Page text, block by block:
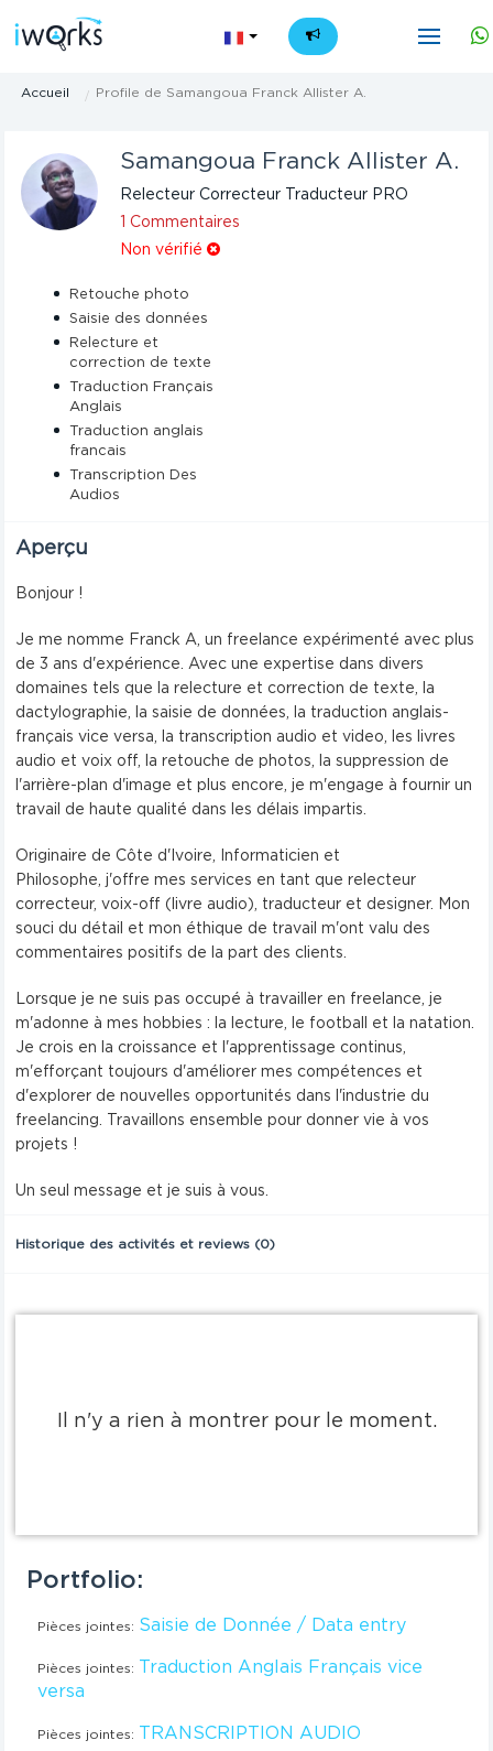
FR
Accueil Profile de Samangoua Franck Allister A.
Samangoua Franck Allister A.
Relecteur Correcteur Traducteur PRO
1 Commentaires
Non vérifié
Retouche photo
Saisie des données
Relecture et
correction de texte
Traduction Français
Anglais
Traduction anglais
francais
Transcription Des
Audios
Aperçu
Bonjour !
Je me nomme Franck A, un freelance expérimenté avec plus
de 3 ans d'expérience. Avec une expertise dans divers
domaines tels que la relecture et correction de texte, la
dactylographie, la saisie de données, la traduction anglais-
français vice versa, la transcription audio et video, les livres
audio et voix off, la retouche de photos, la suppression de
l'arrière-plan d'image et plus encore, je m'engage à fournir un
travail de haute qualité dans les délais impartis.
Originaire de Côte d'Ivoire, Informaticien et
Philosophe, j'offre mes services en tant que relecteur
correcteur, voix-off (livre audio), traducteur et designer. Mon
souci du détail et mon éthique de travail m'ont valu des
commentaires positifs de la part des clients.
Lorsque je ne suis pas occupé à travailler en freelance, je
m'adonne à mes hobbies : la lecture, le football et la natation.
Je crois en la croissance et l'apprentissage continus,
m'efforçant toujours d'améliorer mes compétences et
d'explorer de nouvelles opportunités dans l'industrie du
freelancing. Travaillons ensemble pour donner vie à vos
projets !
Un seul message et je suis à vous.
Historique des activités et reviews (0)
Il n'y a rien à montrer pour le moment.
Portfolio:
Pièces jointes: Saisie de Donnée / Data entry
Pièces jointes: Traduction Anglais Français vice
versa
Pièces jointes: TRANSCRIPTION AUDIO